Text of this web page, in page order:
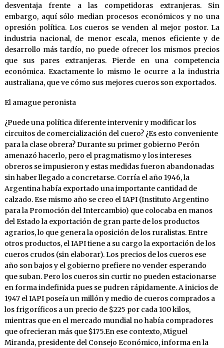
desventaja frente a las competidoras extranjeras. Sin
embargo, aquí sólo median procesos económicos y no una
opresión política. Los cueros se venden al mejor postor. La
industria nacional, de menor escala, menos eficiente y de
desarrollo más tardío, no puede ofrecer los mismos precios
que sus pares extranjeras. Pierde en una competencia
económica. Exactamente lo mismo le ocurre a la industria
australiana, que ve cómo sus mejores cueros son exportados.
El amague peronista
¿Puede una política diferente intervenir y modificar los
circuitos de comercialización del cuero? ¿Es esto conveniente
para la clase obrera? Durante su primer gobierno Perón
amenazó hacerlo, pero el pragmatismo y los intereses
obreros se impusieron y estas medidas fueron abandonadas
sin haber llegado a concretarse. Corría el año 1946, la
Argentina había exportado una importante cantidad de
calzado. Ese mismo año se creo el IAPI (Instituto Argentino
para la Promoción del Intercambio) que colocaba en manos
del Estado la exportación de gran parte de los productos
agrarios, lo que genera la oposición de los ruralistas. Entre
otros productos, el IAPI tiene a su cargo la exportación de los
cueros crudos (sin elaborar). Los precios de los cueros ese
año son bajos y el gobierno prefiere no vender esperando
que suban. Pero los cueros sin curtir no pueden estacionarse
en forma indefinida pues se pudren rápidamente. A inicios de
1947 el IAPI poseía un millón y medio de cueros comprados a
los frigoríficos a un precio de $225 por cada 100 kilos,
mientras que en el mercado mundial no había compradores
que ofrecieran más que $175.En ese contexto, Miguel
Miranda, presidente del Consejo Económico, informa en la